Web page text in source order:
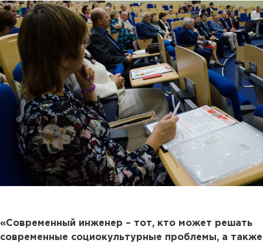
«Современный инженер – тот, кто может решать
современные социокультурные проблемы, а также